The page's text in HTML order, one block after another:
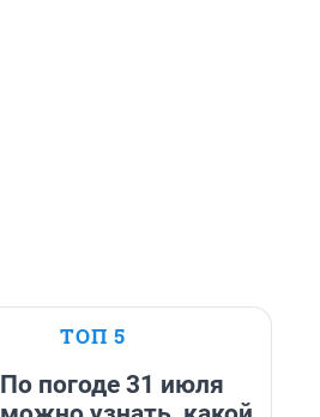
ТОП 5
По погоде 31 июля